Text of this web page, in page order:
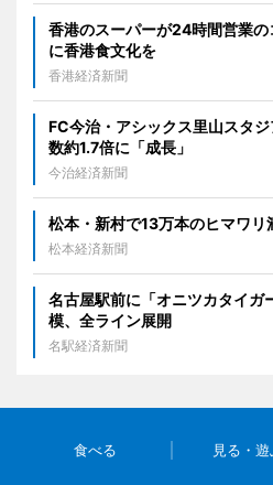
香港のスーパーが24時間営業
に香港食文化を
香港経済新聞
FC今治・アシックス里山スタ
数約1.7倍に「成長」
今治経済新聞
松本・新村で13万本のヒマワ
松本経済新聞
名古屋駅前に「オニツカタイ
模、全ライン展開
名駅経済新聞
食べる 見る・遊